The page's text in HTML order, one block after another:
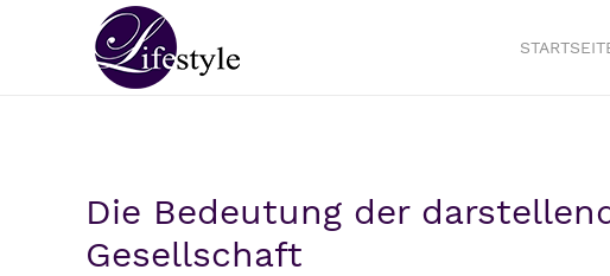
Die Bedeutung der
Gesellschaft